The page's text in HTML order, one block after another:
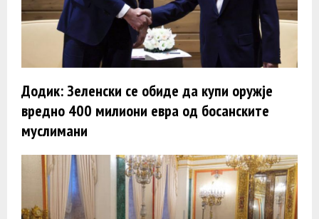
Додик: Зеленски се обиде да купи оружје
вредно 400 милиони евра од босанските
муслимани